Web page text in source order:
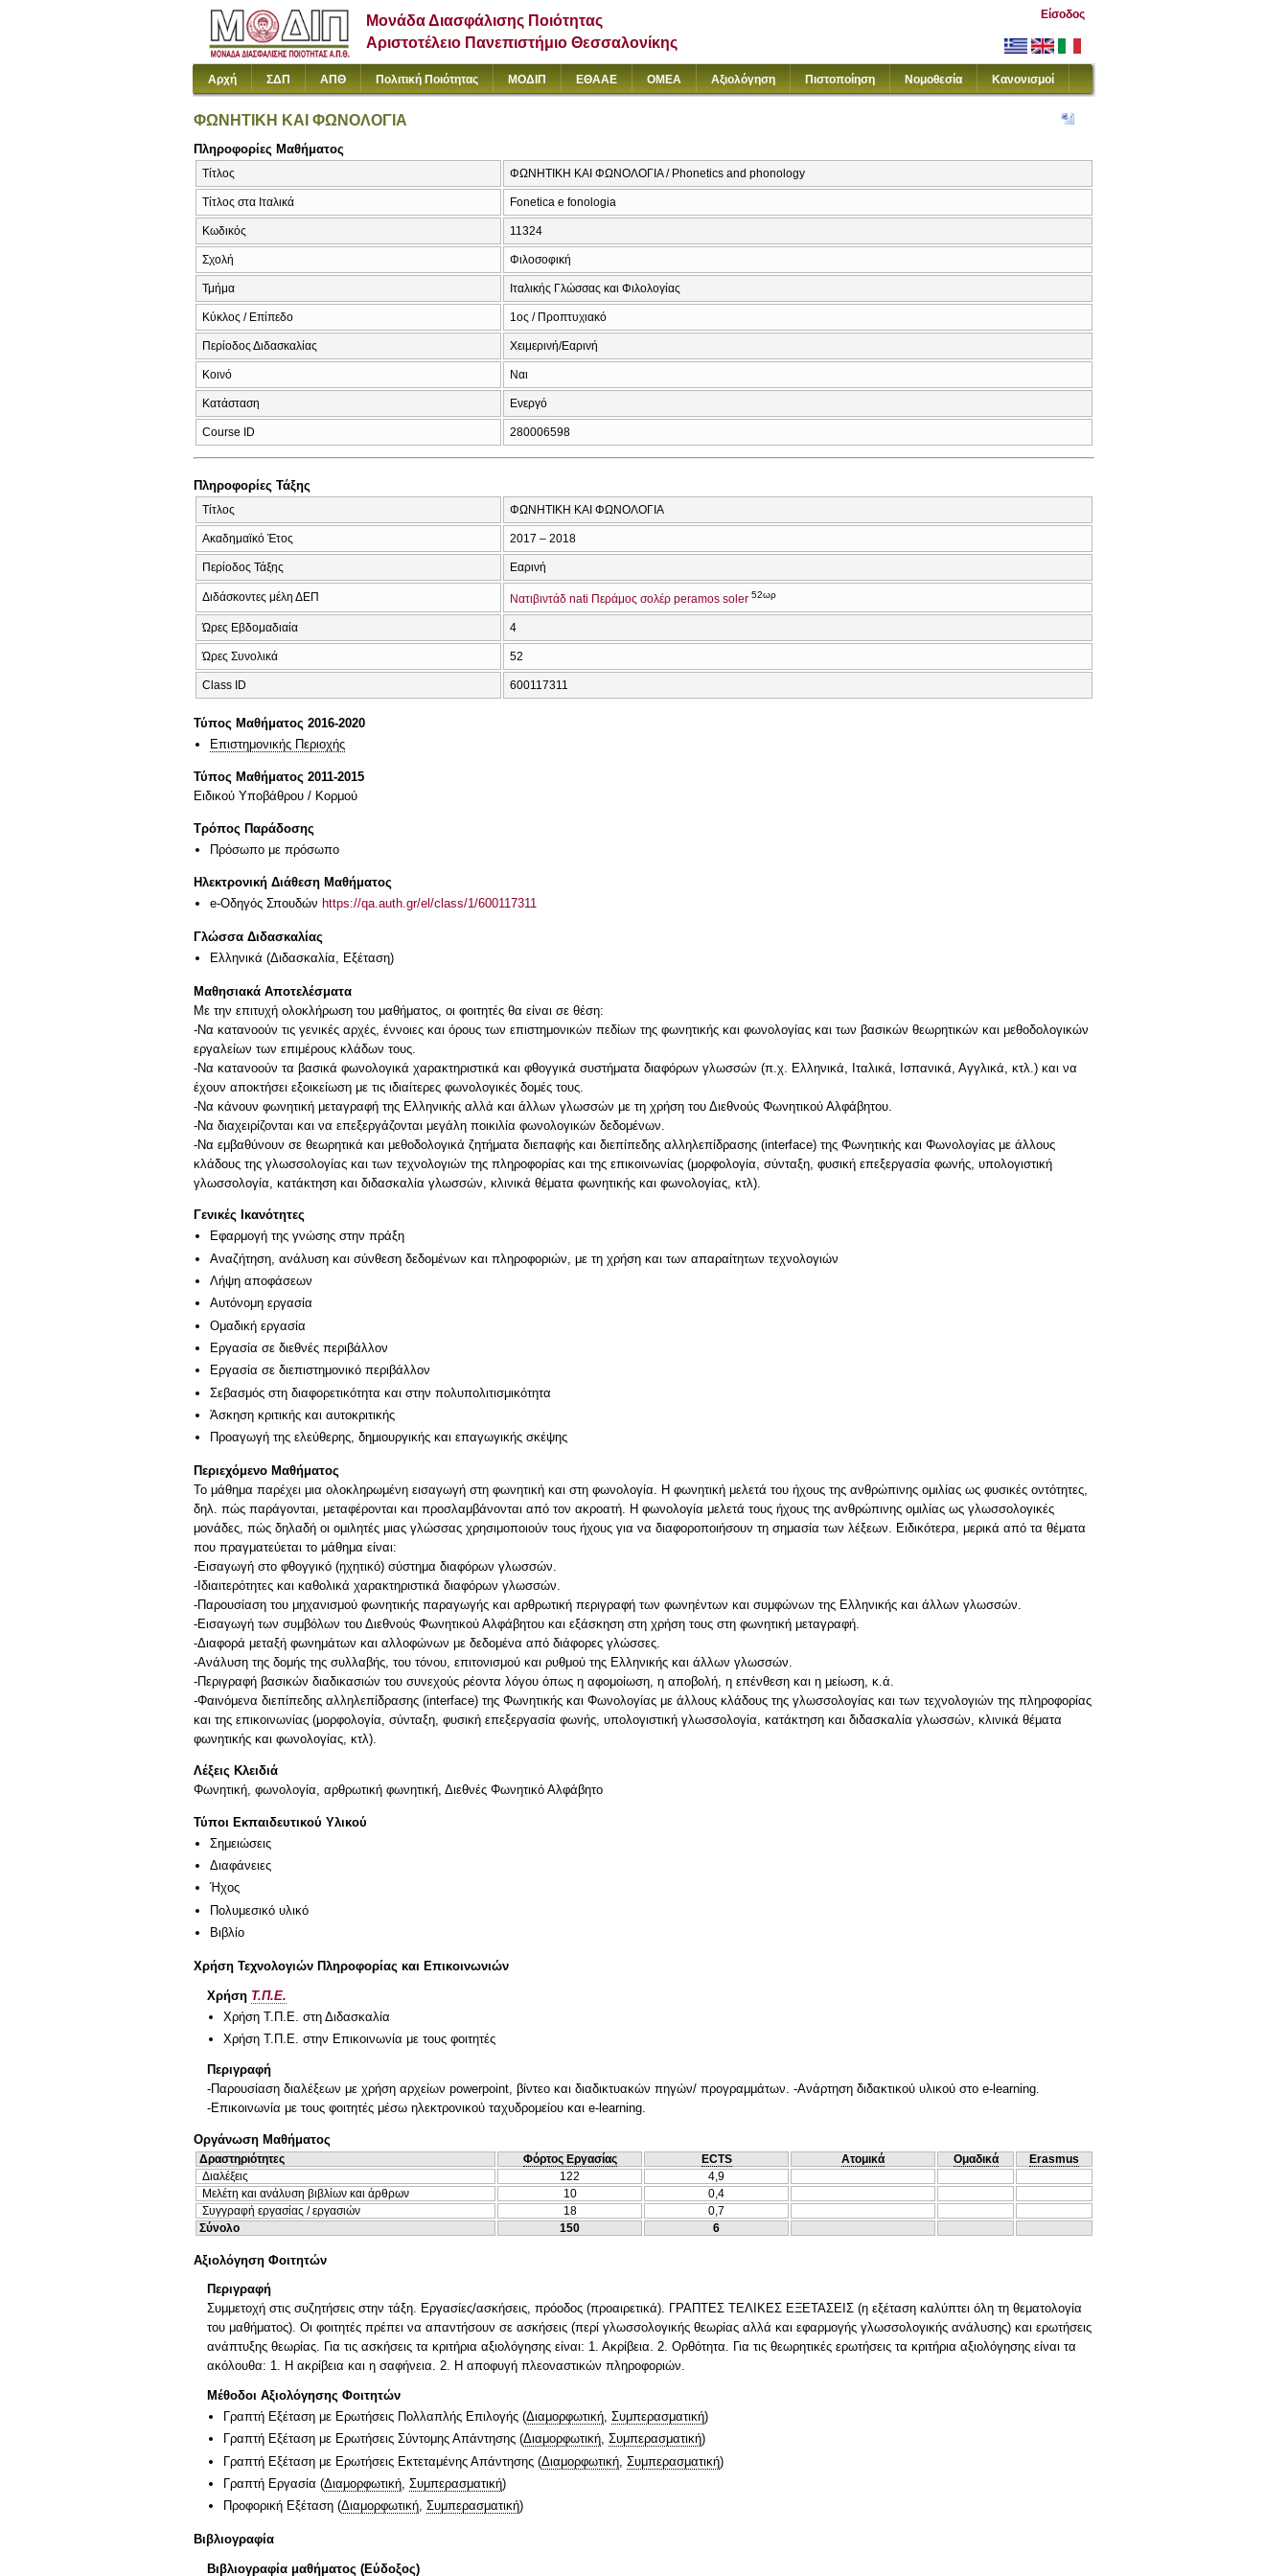
Μονάδα Διασφάλισης Ποιότητας
Αριστοτέλειο Πανεπιστήμιο Θεσσαλονίκης
Είσοδος
Αρχή ΣΔΠ ΑΠΘ Πολιτική Ποιότητας ΜΟΔΙΠ ΕΘΑΑΕ ΟΜΕΑ Αξιολόγηση Πιστοποίηση Νομοθεσία Κανονισμοί
ΦΩΝΗΤΙΚΗ ΚΑΙ ΦΩΝΟΛΟΓΙΑ
Πληροφορίες Μαθήματος
Τίτλος ΦΩΝΗΤΙΚΗ ΚΑΙ ΦΩΝΟΛΟΓΙΑ / Phonetics and phonology
Τίτλος στα Ιταλικά Fonetica e fonologia
Κωδικός 11324
Σχολή Φιλοσοφική
Τμήμα Ιταλικής Γλώσσας και Φιλολογίας
Κύκλος / Επίπεδο 1ος / Προπτυχιακό
Περίοδος Διδασκαλίας Χειμερινή/Εαρινή
Κοινό Ναι
Κατάσταση Ενεργό
Course ID 280006598
Πληροφορίες Τάξης
Τίτλος ΦΩΝΗΤΙΚΗ ΚΑΙ ΦΩΝΟΛΟΓΙΑ
Ακαδημαϊκό Έτος 2017 – 2018
Περίοδος Τάξης Εαρινή
Διδάσκοντες μέλη ΔΕΠ Νατιβιντάδ nati Περάμος σολέρ peramos soler 52ωρ
Ώρες Εβδομαδιαία 4
Ώρες Συνολικά 52
Class ID 600117311
Τύπος Μαθήματος 2016-2020
Επιστημονικής Περιοχής
Τύπος Μαθήματος 2011-2015
Ειδικού Υποβάθρου / Κορμού
Τρόπος Παράδοσης
Πρόσωπο με πρόσωπο
Ηλεκτρονική Διάθεση Μαθήματος
e-Οδηγός Σπουδών https://qa.auth.gr/el/class/1/600117311
Γλώσσα Διδασκαλίας
Ελληνικά (Διδασκαλία, Εξέταση)
Μαθησιακά Αποτελέσματα
Με την επιτυχή ολοκλήρωση του μαθήματος, οι φοιτητές θα είναι σε θέση:
-Να κατανοούν τις γενικές αρχές, έννοιες και όρους των επιστημονικών πεδίων της φωνητικής και φωνολογίας και των βασικών θεωρητικών και μεθοδολογικών
εργαλείων των επιμέρους κλάδων τους.
-Να κατανοούν τα βασικά φωνολογικά χαρακτηριστικά και φθογγικά συστήματα διαφόρων γλωσσών (π.χ. Ελληνικά, Ιταλικά, Ισπανικά, Αγγλικά, κτλ.) και να
έχουν αποκτήσει εξοικείωση με τις ιδιαίτερες φωνολογικές δομές τους.
-Να κάνουν φωνητική μεταγραφή της Ελληνικής αλλά και άλλων γλωσσών με τη χρήση του Διεθνούς Φωνητικού Αλφάβητου.
-Να διαχειρίζονται και να επεξεργάζονται μεγάλη ποικιλία φωνολογικών δεδομένων.
-Να εμβαθύνουν σε θεωρητικά και μεθοδολογικά ζητήματα διεπαφής και διεπίπεδης αλληλεπίδρασης (interface) της Φωνητικής και Φωνολογίας με άλλους
κλάδους της γλωσσολογίας και των τεχνολογιών της πληροφορίας και της επικοινωνίας (μορφολογία, σύνταξη, φυσική επεξεργασία φωνής, υπολογιστική
γλωσσολογία, κατάκτηση και διδασκαλία γλωσσών, κλινικά θέματα φωνητικής και φωνολογίας, κτλ).
Γενικές Ικανότητες
Εφαρμογή της γνώσης στην πράξη
Αναζήτηση, ανάλυση και σύνθεση δεδομένων και πληροφοριών, με τη χρήση και των απαραίτητων τεχνολογιών
Λήψη αποφάσεων
Αυτόνομη εργασία
Ομαδική εργασία
Εργασία σε διεθνές περιβάλλον
Εργασία σε διεπιστημονικό περιβάλλον
Σεβασμός στη διαφορετικότητα και στην πολυπολιτισμικότητα
Άσκηση κριτικής και αυτοκριτικής
Προαγωγή της ελεύθερης, δημιουργικής και επαγωγικής σκέψης
Περιεχόμενο Μαθήματος
Το μάθημα παρέχει μια ολοκληρωμένη εισαγωγή στη φωνητική και στη φωνολογία. Η φωνητική μελετά του ήχους της ανθρώπινης ομιλίας ως φυσικές οντότητες,
δηλ. πώς παράγονται, μεταφέρονται και προσλαμβάνονται από τον ακροατή. Η φωνολογία μελετά τους ήχους της ανθρώπινης ομιλίας ως γλωσσολογικές
μονάδες, πώς δηλαδή οι ομιλητές μιας γλώσσας χρησιμοποιούν τους ήχους για να διαφοροποιήσουν τη σημασία των λέξεων. Ειδικότερα, μερικά από τα θέματα
που πραγματεύεται το μάθημα είναι:
-Εισαγωγή στο φθογγικό (ηχητικό) σύστημα διαφόρων γλωσσών.
-Ιδιαιτερότητες και καθολικά χαρακτηριστικά διαφόρων γλωσσών.
-Παρουσίαση του μηχανισμού φωνητικής παραγωγής και αρθρωτική περιγραφή των φωνηέντων και συμφώνων της Ελληνικής και άλλων γλωσσών.
-Εισαγωγή των συμβόλων του Διεθνούς Φωνητικού Αλφάβητου και εξάσκηση στη χρήση τους στη φωνητική μεταγραφή.
-Διαφορά μεταξή φωνημάτων και αλλοφώνων με δεδομένα από διάφορες γλώσσες.
-Ανάλυση της δομής της συλλαβής, του τόνου, επιτονισμού και ρυθμού της Ελληνικής και άλλων γλωσσών.
-Περιγραφή βασικών διαδικασιών του συνεχούς ρέοντα λόγου όπως η αφομοίωση, η αποβολή, η επένθεση και η μείωση, κ.ά.
-Φαινόμενα διεπίπεδης αλληλεπίδρασης (interface) της Φωνητικής και Φωνολογίας με άλλους κλάδους της γλωσσολογίας και των τεχνολογιών της πληροφορίας
και της επικοινωνίας (μορφολογία, σύνταξη, φυσική επεξεργασία φωνής, υπολογιστική γλωσσολογία, κατάκτηση και διδασκαλία γλωσσών, κλινικά θέματα
φωνητικής και φωνολογίας, κτλ).
Λέξεις Κλειδιά
Φωνητική, φωνολογία, αρθρωτική φωνητική, Διεθνές Φωνητικό Αλφάβητο
Τύποι Εκπαιδευτικού Υλικού
Σημειώσεις
Διαφάνειες
Ήχος
Πολυμεσικό υλικό
Βιβλίο
Χρήση Τεχνολογιών Πληροφορίας και Επικοινωνιών
Χρήση Τ.Π.Ε.
Χρήση Τ.Π.Ε. στη Διδασκαλία
Χρήση Τ.Π.Ε. στην Επικοινωνία με τους φοιτητές
Περιγραφή
-Παρουσίαση διαλέξεων με χρήση αρχείων powerpoint, βίντεο και διαδικτυακών πηγών/ προγραμμάτων. -Ανάρτηση διδακτικού υλικού στο e-learning.
-Επικοινωνία με τους φοιτητές μέσω ηλεκτρονικού ταχυδρομείου και e-learning.
Οργάνωση Μαθήματος
Δραστηριότητες Φόρτος Εργασίας ECTS Ατομικά Ομαδικά
Erasmus
Διαλέξεις
122
4,9
Μελέτη και ανάλυση βιβλίων και άρθρων
10
0,4
Συγγραφή εργασίας / εργασιών
18
0,7
Σύνολο
150 6
Αξιολόγηση Φοιτητών
Περιγραφή
Συμμετοχή στις συζητήσεις στην τάξη. Εργασίες/ασκήσεις, πρόοδος (προαιρετικά). ΓΡΑΠΤΕΣ ΤΕΛΙΚΕΣ ΕΞΕΤΑΣΕΙΣ (η εξέταση καλύπτει όλη τη θεματολογία
του μαθήματος). Οι φοιτητές πρέπει να απαντήσουν σε ασκήσεις (περί γλωσσολογικής θεωρίας αλλά και εφαρμογής γλωσσολογικής ανάλυσης) και ερωτήσεις
ανάπτυξης θεωρίας. Για τις ασκήσεις τα κριτήρια αξιολόγησης είναι: 1. Ακρίβεια. 2. Ορθότητα. Για τις θεωρητικές ερωτήσεις τα κριτήρια αξιολόγησης είναι τα
ακόλουθα: 1. Η ακρίβεια και η σαφήνεια. 2. Η αποφυγή πλεοναστικών πληροφοριών.
Μέθοδοι Αξιολόγησης Φοιτητών
Γραπτή Εξέταση με Ερωτήσεις Πολλαπλής Επιλογής (Διαμορφωτική Συμπερασματική)
Γραπτή Εξέταση με Ερωτήσεις Σύντομης Απάντησης (Διαμορφωτική, Συμπερασματική)
Γραπτή Εξέταση με Ερωτήσεις Εκτεταμένης Απάντησης (Διαμορφωτική Συμπερασματική)
Γραπτή Εργασία (Διαμορφωτική Συμπερασματική)
Προφορική Εξέταση (Διαμορφωτική, Συμπερασματική)
Βιβλιογραφία
Βιβλιογραφία μαθήματος (Εύδοξος)